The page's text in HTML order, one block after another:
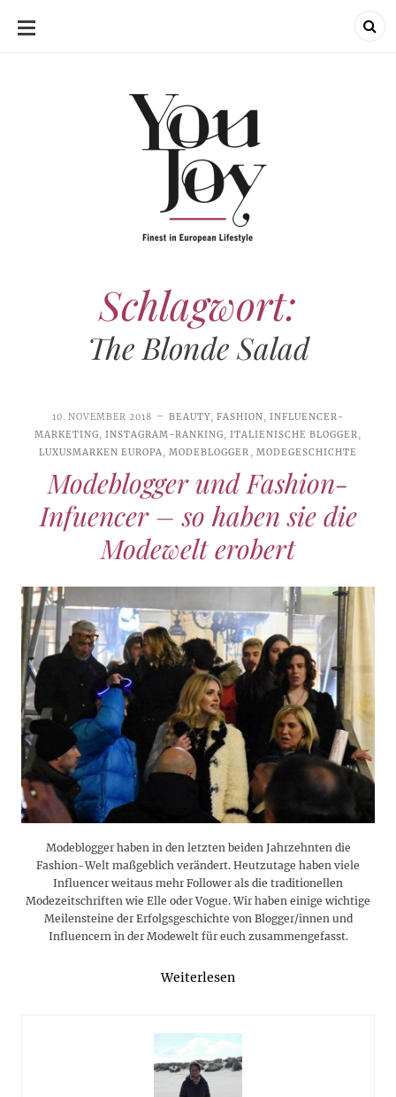
SKIP
Schlagwort:
The Blonde Salad
10. NOVEMBER 2018 BEAUTY, FASHION,INFLUENCER-
MARKETING, INSTAGRAM-RANKING,ITALIENISCHE BLOGGER,
LUXUSMARKEN EUROPA,MODEBLOGGER , MODEGESCHICHTE
Modeblogger und Fashion-
Infuencer – so haben sie die
Modewelt erobert
Modeblogger haben in den letzten beiden Jahrzehnten die
Fashion-Welt maßgeblich verändert. Heutzutage haben viele
Influencer weitaus mehr Follower als die traditionellen
Modezeitschriften wie Elle oder Vogue. Wir haben einige wichtige
Meilensteine der Erfolgsgeschichte von Blogger/innen und
Influencern in der Modewelt für euch zusammengefasst.
Weiterlesen